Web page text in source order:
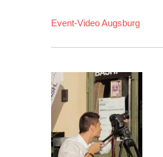
Event-Video Augsburg